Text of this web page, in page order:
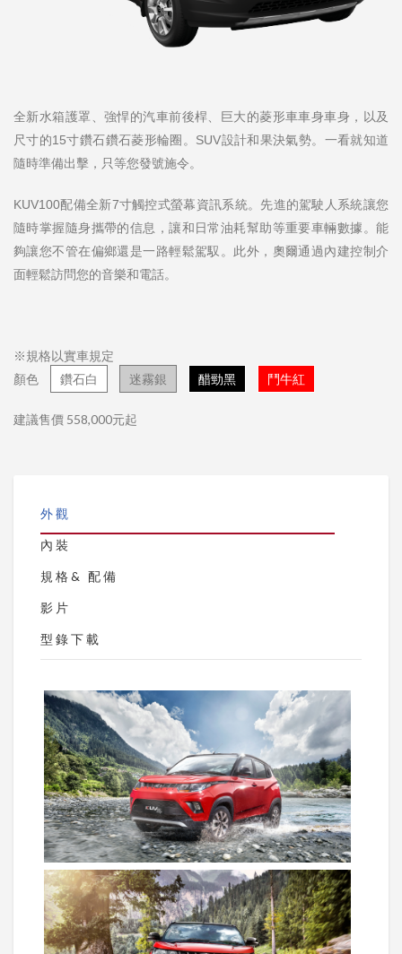
全新水箱護罩、強悍的汽車前後桿、巨大的菱形車車身車身，以及
尺寸的15寸鑽石鑽石菱形輪圈。SUV設計和果決氣勢。一看就知道
隨時準備出擊，只等您發號施令。
KUV100配備全新7寸觸控式螢幕資訊系統。先進的駕駛人系統讓您
隨時掌握隨身攜帶的信息，讓和日常油耗幫助等重要車輛數據。能
夠讓您不管在偏鄉還是一路輕鬆駕馭。此外，奧爾通過內建控制介
面輕鬆訪問您的音樂和電話。
※規格以實車規定
顏色 鑽石白 迷霧銀 醋勁黑 鬥牛紅
建議售價 558,000元起
外觀
內裝
規格& 配備
影片
型錄下載